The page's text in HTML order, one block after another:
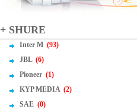
+ SHURE
Inter M (93)
JBL (6)
Pioneer (1)
KYP MEDIA (2)
SAE (0)